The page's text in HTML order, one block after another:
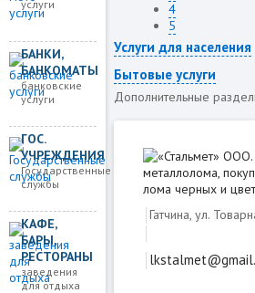
услуги
БАНКИ,
БАНКОМАТЫ
банковские
услуги
ГОС.
УЧРЕЖДЕНИЯ
Государственные
службы
КАФЕ,
БАРЫ,
РЕСТОРАНЫ
заведения
для отдыха
4
5
Услуги для населения
Бытовые услуги
Дополнительные
Гатчина, ул.